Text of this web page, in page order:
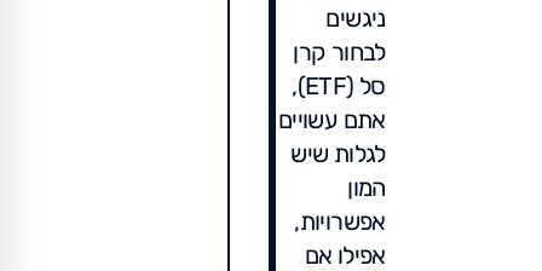
ניגשים
לבחור קרן
סל (ETF),
אתם עשויים
לגלות שיש
המון
אפשרויות,
אפילו אם